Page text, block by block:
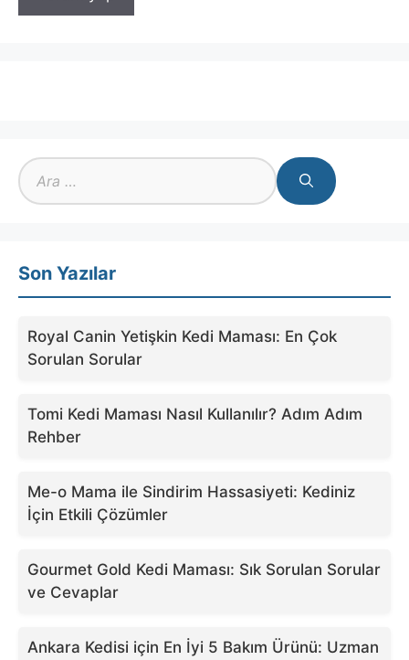
için
ara
Son Yazılar
Royal Canin Yetişkin Kedi Maması: En Çok
Sorulan Sorular
Tomi Kedi Maması Nasıl Kullanılır? Adım Adım
Rehber
Me-o Mama ile Sindirim Hassasiyeti: Kediniz
İçin Etkili Çözümler
Gourmet Gold Kedi Maması: Sık Sorulan Sorular
ve Cevaplar
Ankara Kedisi için En İyi 5 Bakım Ürünü: Uzman